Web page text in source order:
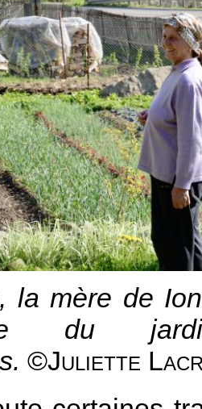
la mère de
du
©Juliette